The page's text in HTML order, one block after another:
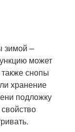
зимой –
может
также снопы
хранение
подложку